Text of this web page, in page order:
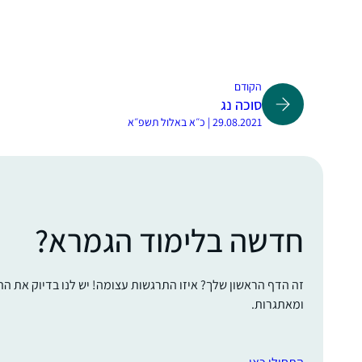
הקודם
סוכה נג
29.08.2021 | כ״א באלול תשפ״א
חדשה בלימוד הגמרא?
זה הדף הראשון שלך? איזו התרגשות עצומה! יש לנו בדיוק את
ומאתגרות.